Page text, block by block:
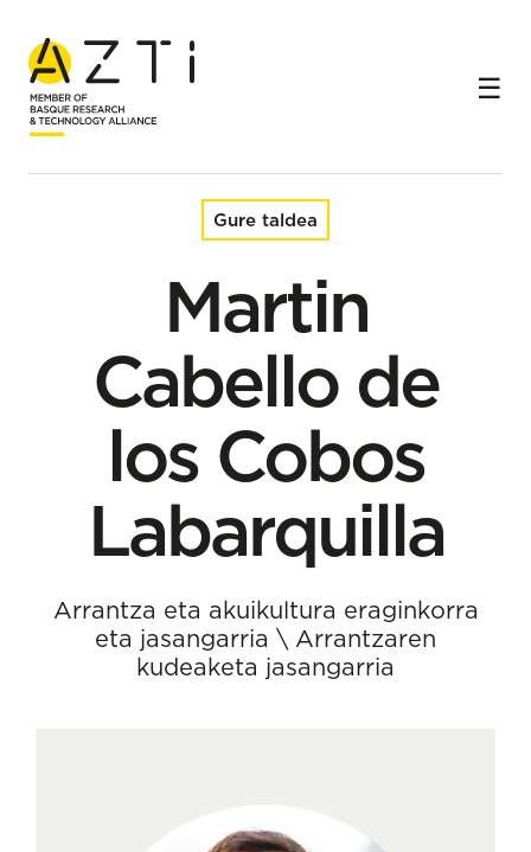
Hasiera Taldea Martin Cabello de los Cobos Labarquilla
Gure taldea
Martin
Cabello de
los Cobos
Labarquilla
Arrantza eta akuikultura eraginkorra
eta jasangarria \ Arrantzaren
kudeaketa jasangarria